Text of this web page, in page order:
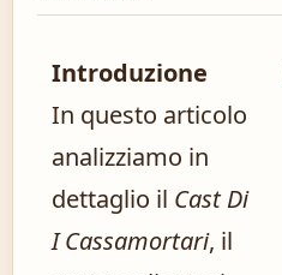
Introduzione
In questo articolo
analizziamo in
dettaglio il Cast Di
I Cassamortari, il